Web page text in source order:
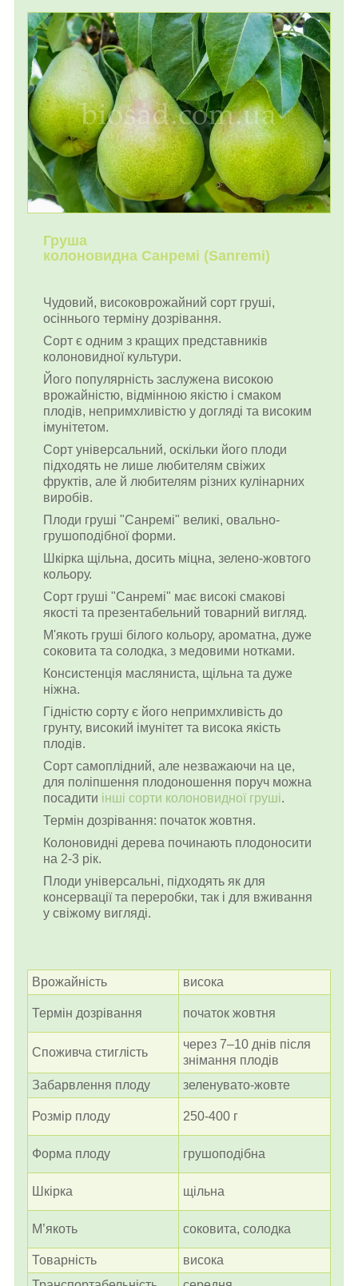
Груша
колоновидна Санремі (Sanremi)
Чудовий, високоврожайний сорт груші,
осіннього терміну дозрівання.
Сорт є одним з кращих представників
колоновидної культури.
Його популярність заслужена високою
врожайністю, відмінною якістю і смаком
плодів, непримхливістю у догляді та високим
імунітетом.
Сорт універсальний, оскільки його плоди
підходять не лише любителям свіжих
фруктів, але й любителям різних кулінарних
виробів.
Плоди груші "Санремі" великі, овально-
грушоподібної форми.
Шкірка щільна, досить міцна, зелено-жовтого
кольору.
Сорт груші "Санремі" має високі смакові
якості та презентабельний товарний вигляд.
М'якоть груші білого кольору, ароматна, дуже
соковита та солодка, з медовими нотками.
Консистенція масляниста, щільна та дуже
ніжна.
Гідністю сорту є його непримхливість до
грунту, високий імунітет та висока якість
плодів.
Сорт самоплідний, але незважаючи на це,
для поліпшення плодоношення поруч можна
посадити інші сорти колоновидної груші.
Термін дозрівання: початок жовтня.
Колоновидні дерева починають плодоносити
на 2-3 рік.
Плоди універсальні, підходять як для
консервації та переробки, так і для вживання
у свіжому вигляді.
Врожайність висока
Термін дозрівання початок жовтня
Споживча стиглість
через 7–10 днів після
знімання плодів
Забарвлення плоду
зеленувато-жовте
Розмір плоду 250-400 г
Форма плоду грушоподібна
Шкірка щільна
М’якоть соковита, солодка
Товарність
висока